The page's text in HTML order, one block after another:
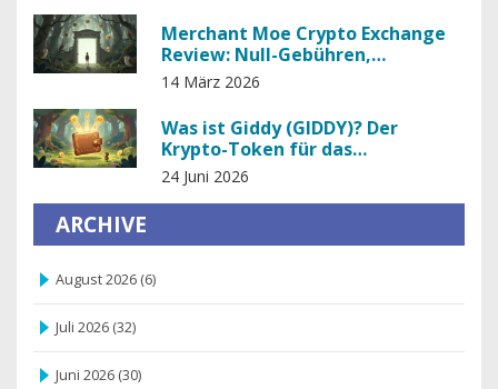
Merchant Moe Crypto Exchange
Review: Null-Gebühren,
Limitierte Auswahl und die
14 März 2026
Was ist Giddy (GIDDY)? Der
Krypto-Token für das
selbstverwahrte Smart Wallet
24 Juni 2026
ARCHIVE
August 2026 (6)
Juli 2026 (32)
Juni 2026 (30)